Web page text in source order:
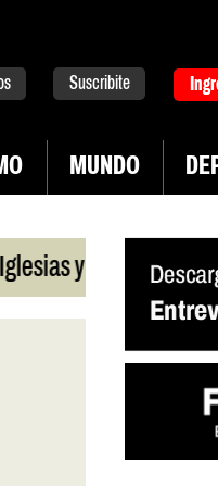
Suscribite
MUNDO
y templos asisten